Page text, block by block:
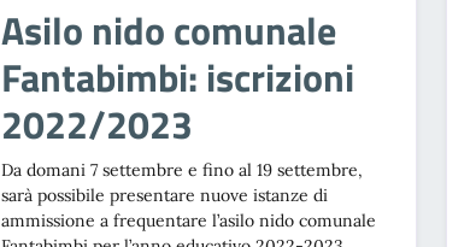
Asilo nido comunale
Fantabimbi: iscrizioni
2022/2023
Da domani 7 settembre e fino al 19 settembre,
sarà possibile presentare nuove istanze di
ammissione a frequentare l’asilo nido comunale